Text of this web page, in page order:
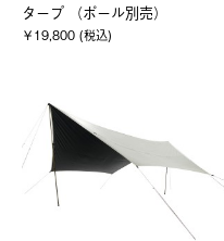
タープ （ポール別売）
￥19,800 (税込)